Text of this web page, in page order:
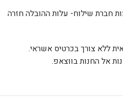
חברת שילוח- עלות ההובלה חזרה
ללא צורך בכרטיס אשראי.
אל החנות בווצאפ.